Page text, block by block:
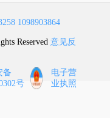
1098903864
Reserved 意见反
备
号
电子营
业执照